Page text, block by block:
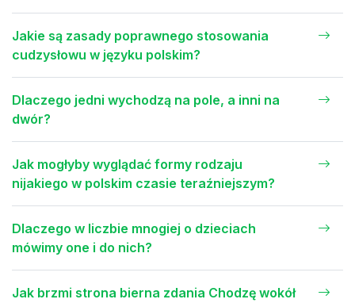
Jakie są zasady poprawnego stosowania
cudzysłowu w języku polskim?
Dlaczego jedni wychodzą na pole, a inni na
dwór?
Jak mogłyby wyglądać formy rodzaju
nijakiego w polskim czasie teraźniejszym?
Dlaczego w liczbie mnogiej o dzieciach
mówimy one i do nich?
Jak brzmi strona bierna zdania Chodzę wokół